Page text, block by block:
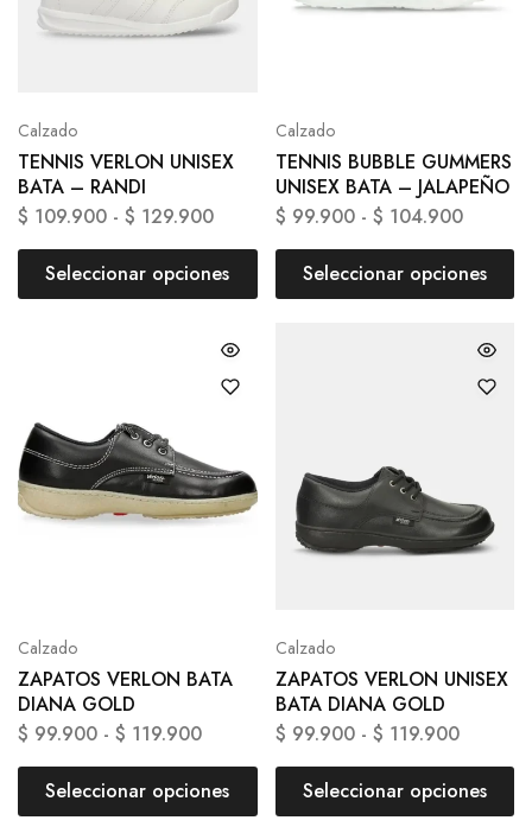
Calzado
TENNIS VERLON UNISEX
BATA – RANDI
$ 109.900 - $ 129.900
Seleccionar opciones
Calzado
TENNIS BUBBLE GUMMERS
UNISEX BATA – JALAPEÑO
$ 99.900 - $ 104.900
Seleccionar opciones
Calzado
ZAPATOS VERLON BATA
DIANA GOLD
$ 99.900 - $ 119.900
Seleccionar opciones
Calzado
ZAPATOS VERLON UNISEX
BATA DIANA GOLD
$ 99.900 - $ 119.900
Seleccionar opciones